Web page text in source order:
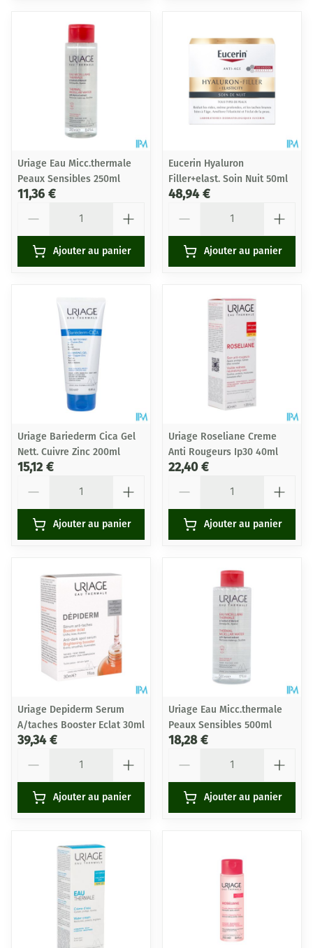
Uriage Eau Micc.thermale
Peaux Sensibles 250ml
11,36 €
Ajouter au panier
Eucerin Hyaluron
Filler+elast. Soin Nuit 50ml
48,94 €
Ajouter au panier
Uriage Bariederm Cica Gel
Nett. Cuivre Zinc 200ml
15,12 €
Ajouter au panier
Uriage Roseliane Creme
Anti Rougeurs Ip30 40ml
22,40 €
Ajouter au panier
Uriage Depiderm Serum
A/taches Booster Eclat 30ml
39,34 €
Ajouter au panier
Uriage Eau Micc.thermale
Peaux Sensibles 500ml
18,28 €
Ajouter au panier